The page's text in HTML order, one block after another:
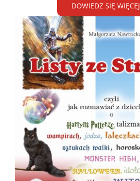
DOWIEDZ SIĘ WIĘCEJ